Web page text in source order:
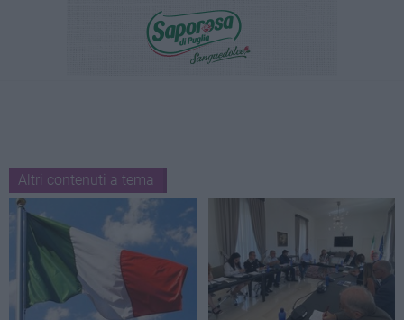
Altri contenuti a tema